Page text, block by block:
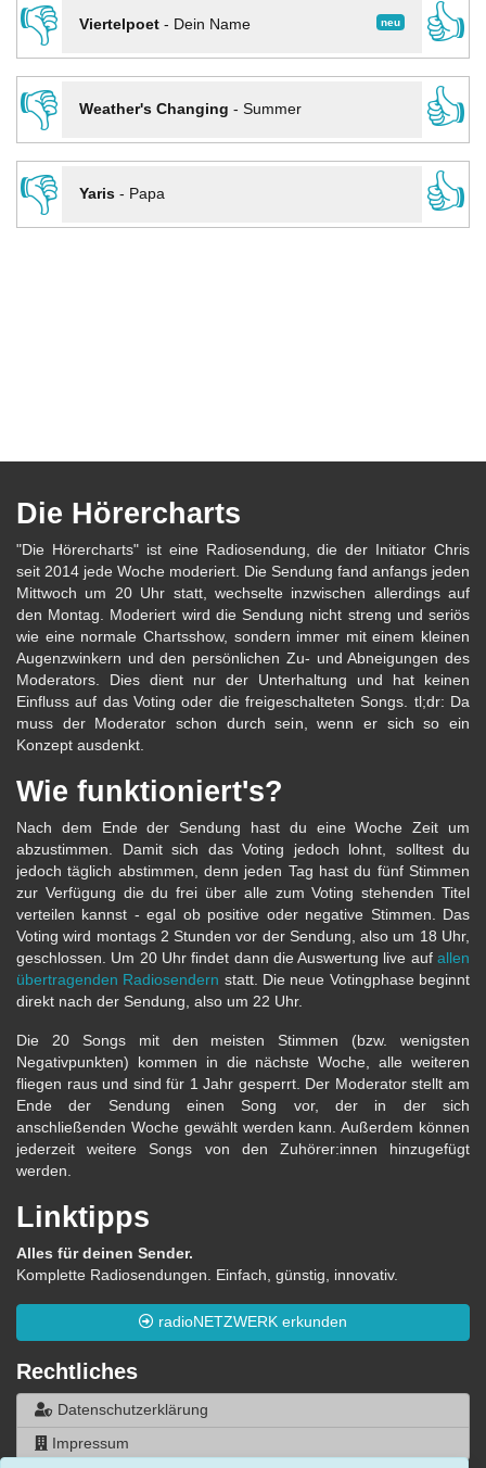
👎
neu
Viertelpoet- Dein Name
👍
👎
Weather's Changing - Summer
👍
👎
Yaris- Papa 👍
Die Hörercharts
"Die Hörercharts" ist eine Radiosendung, die der Initiator Chris
seit 2014 jede Woche moderiert. Die Sendung fand anfangs jeden
Mittwoch um 20 Uhr statt, wechselte inzwischen allerdings auf
den Montag. Moderiert wird die Sendung nicht streng und seriös
wie eine normale Chartsshow, sondern immer mit einem kleinen
Augenzwinkern und den persönlichen Zu- und Abneigungen des
Moderators. Dies dient nur der Unterhaltung und hat keinen
Einfluss auf das Voting oder die freigeschalteten Songs. tl;dr: Da
muss der Moderator schon durch sein, wenn er sich so ein
Konzept ausdenkt.
Wie funktioniert's?
Nach dem Ende der Sendung hast du eine Woche Zeit um
abzustimmen. Damit sich das Voting jedoch lohnt, solltest du
jedoch täglich abstimmen, denn jeden Tag hast du fünf Stimmen
zur Verfügung die du frei über alle zum Voting stehenden Titel
verteilen kannst - egal ob positive oder negative Stimmen. Das
Voting wird montags 2 Stunden vor der Sendung, also um 18 Uhr,
geschlossen. Um 20 Uhr findet dann die Auswertung live auf allen
übertragenden Radiosendern statt. Die neue Votingphase beginnt
direkt nach der Sendung, also um 22 Uhr.
Die 20 Songs mit den meisten Stimmen (bzw. wenigsten
Negativpunkten) kommen in die nächste Woche, alle weiteren
fliegen raus und sind für 1 Jahr gesperrt. Der Moderator stellt am
Ende der Sendung einen Song vor, der in der sich
anschließenden Woche gewählt werden kann. Außerdem können
jederzeit weitere Songs von den Zuhörer:innen hinzugefügt
werden.
Linktipps
Alles für deinen Sender.
Komplette Radiosendungen. Einfach, günstig, innovativ.
radioNETZWERK erkunden
Rechtliches
Datenschutzerklärung
Impressum